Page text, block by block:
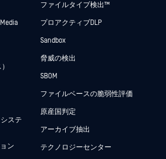
ステ
ン
ファイルタイプ検出™
プロアクティブDLP
Sandbox
脅威の検出
SBOM
ファイルベースの脆弱性評価
原産国判定
アーカイブ抽出
テクノロジーセンター